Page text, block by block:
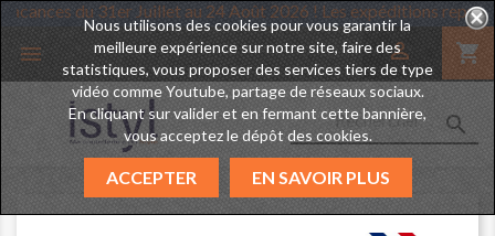
des vacances du 31er Juillet au 24 Août 2026 ! Les
 shopping_cart


Nous utilisons des cookies pour vous garantir la
meilleure expérience sur notre site, faire des
statistiques, vous proposer des services tiers de type
vidéo comme Youtube, partage de réseaux sociaux.
En cliquant sur valider et en fermant cette bannière,
vous acceptez le dépôt des cookies.
ACCEPTER EN SAVOIR PLUS